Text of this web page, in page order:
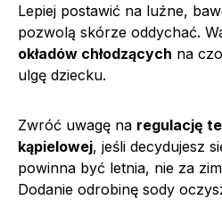
Lepiej postawić na luźne,
pozwolą skórze oddychać.
okładów chłodzących na
ulgę dziecku.
Zwróć uwagę na regulację
kąpielowej, jeśli decydujesz
powinna być letnia, nie za
Dodanie odrobinę sody